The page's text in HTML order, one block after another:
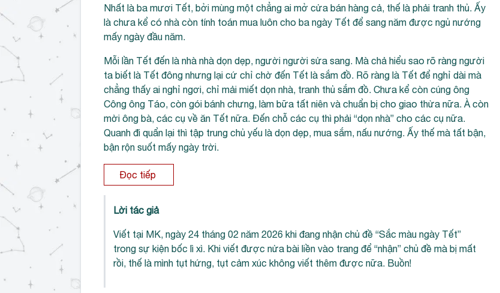
Nhất là ba mươi Tết, bởi mùng một chẳng ai mở cửa bán hàng cả, thế là phải tranh thủ. Ấy
là chưa kể có nhà còn tính toán mua luôn cho ba ngày Tết để sang năm được ngủ nướng
mấy ngày đầu năm.
Mỗi lần Tết đến là nhà nhà dọn dẹp, người người sửa sang. Mà chả hiểu sao rõ ràng người
ta biết là Tết đông nhưng lại cứ chỉ chờ đến Tết là sắm đồ. Rõ ràng là Tết để nghỉ dài mà
chẳng thấy ai nghỉ ngơi, chỉ mải miết dọn nhà, tranh thủ sắm đồ. Chưa kể còn cúng ông
Công ông Táo, còn gói bánh chưng, làm bữa tất niên và chuẩn bị cho giao thừa nữa. À còn
mời ông bà, các cụ về ăn Tết nữa. Đến chỗ các cụ thì phải “dọn nhà” cho các cụ nữa.
Quanh đi quẩn lại thì tập trung chủ yếu là dọn dẹp, mua sắm, nấu nướng. Ấy thế mà tất bận,
bận rộn suốt mấy ngày trời.
Đọc tiếp
Lời tác giả
Viết tại MK, ngày 24 tháng 02 năm 2026 khi đang nhận chủ đề “Sắc màu ngày Tết”
trong sự kiện bốc lì xì. Khi viết được nửa bài liền vào trang để “nhận” chủ đề mà bị mất
rồi, thế là mình tụt hứng, tụt cảm xúc không viết thêm được nữa. Buồn!